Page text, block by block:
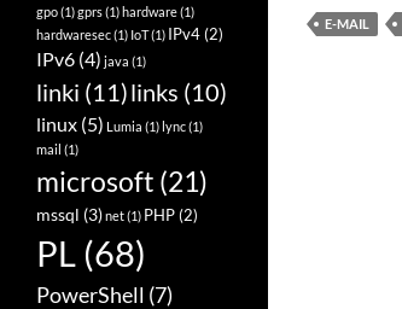
E-MAIL
gpo(1)gprs(1)hardware(1)
hardwaresec(1) IoT(1) IPv4(2)
IPv6 (4) java (1)
linki (11)links (10)
linux (5) Lumia (1)lync(1)
mail (1)
microsoft (21)
mssql (3)net(1) PHP(2)
PL (68)
PowerShell (7)